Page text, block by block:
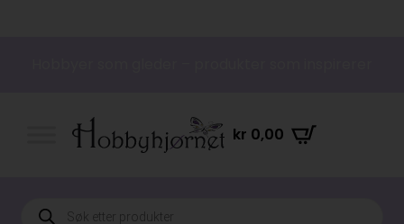
kr 0,00
Products
search